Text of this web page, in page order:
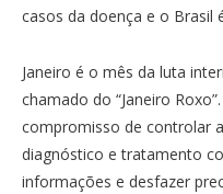
casos da doença e o Brasil
Janeiro é o mês da luta
chamado do “Janeiro
compromisso de controlar
diagnóstico e tratamento
informações e desfazer